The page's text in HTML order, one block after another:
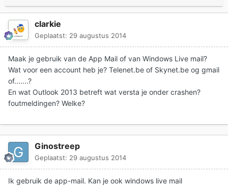
clarkie
Geplaatst: 29 augustus 2014
Maak je gebruik van de App Mail of van Windows Live mail?
Wat voor een account heb je? Telenet.be of Skynet.be og gmail
of.......?
En wat Outlook 2013 betreft wat versta je onder crashen?
foutmeldingen? Welke?
Ginostreep
Geplaatst: 29 augustus 2014
Ik gebruik de app-mail. Kan je ook windows live mail